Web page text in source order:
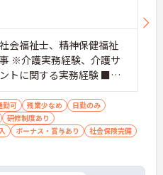
会福祉士、精神保健福祉
※介護実務経験、介護サ
トに関する実務経験 ■普
（AT可）あれば尚可
勤可 残業少なめ
日勤のみ
研修制度あり
ボーナス・賞与あり
社会保険完備